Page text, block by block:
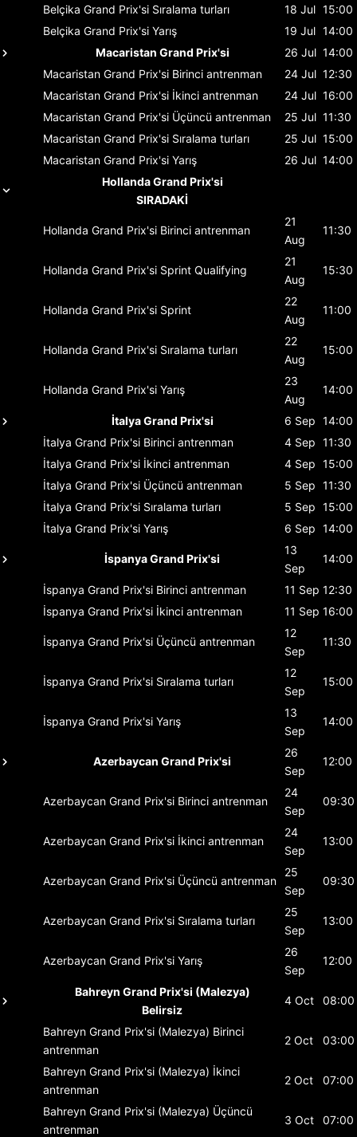
Belçika Grand Prix'si Sıralama turları 18 Jul 15:00
Belçika Grand Prix'si Yarış 19 Jul 14:00
Macaristan Grand Prix'si
26 Jul 14:00
Macaristan Grand Prix'si Birinci antrenman 24 Jul 12:30
Macaristan Grand Prix'si İkinci antrenman 24 Jul 16:00
Macaristan Grand Prix'si Üçüncü antrenman 25 Jul 11:30
Macaristan Grand Prix'si Sıralama turları 25 Jul 15:00
Macaristan Grand Prix'si Yarış 26 Jul 14:00
Hollanda Grand Prix'si
SIRADAKİ
Hollanda Grand Prix'si Birinci antrenman
21
Aug
11:30
Hollanda Grand Prix'si Sprint Qualifying
21
Aug
15:30
Hollanda Grand Prix'si Sprint
22
Aug
11:00
Hollanda Grand Prix'si Sıralama turları
22
Aug
15:00
Hollanda Grand Prix'si Yarış
23
Aug
14:00
İtalya Grand Prix'si 6 Sep 14:00
İtalya Grand Prix'si Birinci antrenman 4 Sep 11:30
İtalya Grand Prix'si İkinci antrenman 4 Sep 15:00
İtalya Grand Prix'si Üçüncü antrenman 5 Sep 11:30
İtalya Grand Prix'si Sıralama turları 5 Sep 15:00
İtalya Grand Prix'si Yarış 6 Sep 14:00
İspanya Grand Prix'si
13
Sep
14:00
İspanya Grand Prix'si Birinci antrenman 11 Sep 12:30
İspanya Grand Prix'si İkinci antrenman 11 Sep 16:00
İspanya Grand Prix'si Üçüncü antrenman
12
Sep
11:30
İspanya Grand Prix'si Sıralama turları
12
Sep
15:00
İspanya Grand Prix'si Yarış
13
Sep
14:00
Azerbaycan Grand Prix'si
26
Sep
12:00
Azerbaycan Grand Prix'si Birinci antrenman
24
Sep
09:30
Azerbaycan Grand Prix'si İkinci antrenman
24
Sep
13:00
Azerbaycan Grand Prix'si Üçüncü antrenman
25
Sep
09:30
Azerbaycan Grand Prix'si Sıralama turları
25
Sep
13:00
Azerbaycan Grand Prix'si Yarış
26
Sep
12:00
Bahreyn Grand Prix'si (Malezya)
Belirsiz
4 Oct 08:00
Bahreyn Grand Prix'si (Malezya) Birinci
antrenman
2 Oct 03:00
Bahreyn Grand Prix'si (Malezya) İkinci
antrenman
2 Oct 07:00
Bahreyn Grand Prix'si (Malezya) Üçüncü
antrenman
3 Oct 07:00